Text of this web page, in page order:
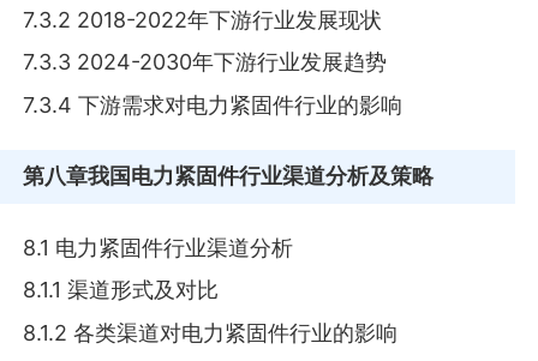
7.3.2 2018-2022年下游行业发展现状
7.3.3 2024-2030年下游行业发展趋势
7.3.4 下游需求对电力紧固件行业的影响
第八章我国电力紧固件行业渠道分析及策略
8.1 电力紧固件行业渠道分析
8.1.1 渠道形式及对比
8.1.2 各类渠道对电力紧固件行业的影响